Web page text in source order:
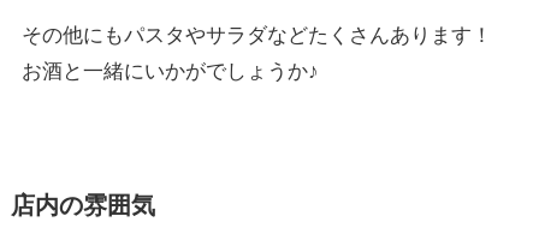
その他にもパスタやサラダなどたくさんあります！
お酒と一緒にいかがでしょうか♪
店内の雰囲気